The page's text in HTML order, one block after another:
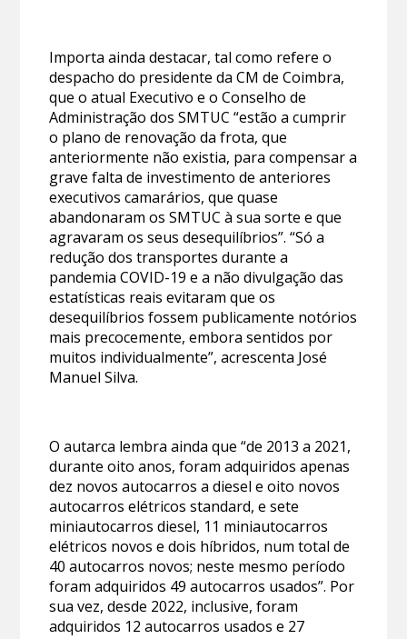
Importa ainda destacar, tal como refere o
despacho do presidente da CM de Coimbra,
que o atual Executivo e o Conselho de
Administração dos SMTUC “estão a cumprir
o plano de renovação da frota, que
anteriormente não existia, para compensar a
grave falta de investimento de anteriores
executivos camarários, que quase
abandonaram os SMTUC à sua sorte e que
agravaram os seus desequilíbrios”. “Só a
redução dos transportes durante a
pandemia COVID-19 e a não divulgação das
estatísticas reais evitaram que os
desequilíbrios fossem publicamente notórios
mais precocemente, embora sentidos por
muitos individualmente”, acrescenta José
Manuel Silva.
O autarca lembra ainda que “de 2013 a 2021,
durante oito anos, foram adquiridos apenas
dez novos autocarros a diesel e oito novos
autocarros elétricos standard, e sete
miniautocarros diesel, 11 miniautocarros
elétricos novos e dois híbridos, num total de
40 autocarros novos; neste mesmo período
foram adquiridos 49 autocarros usados”. Por
sua vez, desde 2022, inclusive, foram
adquiridos 12 autocarros usados e 27